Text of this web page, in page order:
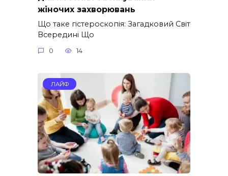
жіночих захворювань
Що таке гістероскопія: Загадковий Світ
Всередині Що
0 14
ЛАЙФ